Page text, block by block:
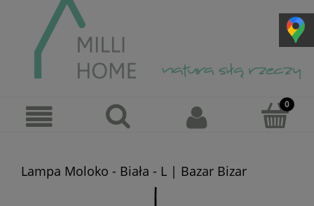
Lampa Moloko - Biała - L | Bazar Bizar